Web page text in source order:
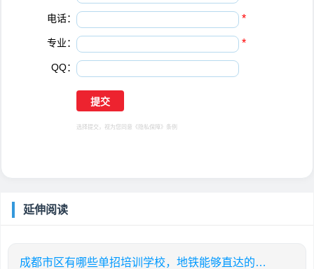
电话： *
专业： *
QQ：
选择提交，视为您同意 《隐私保障》 条例
延伸阅读
成都市区有哪些单招培训学校，地铁能够直达的机构有哪些